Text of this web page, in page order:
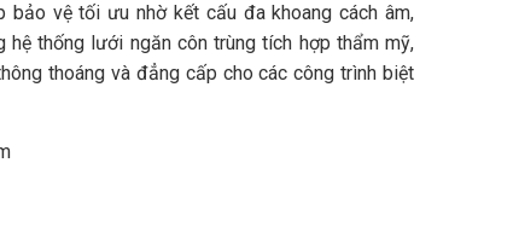
bảo vệ tối ưu nhờ kết cấu đa khoang cách âm,
thống lưới ngăn côn trùng tích hợp thẩm mỹ,
thoáng và đẳng cấp cho các công trình biệt